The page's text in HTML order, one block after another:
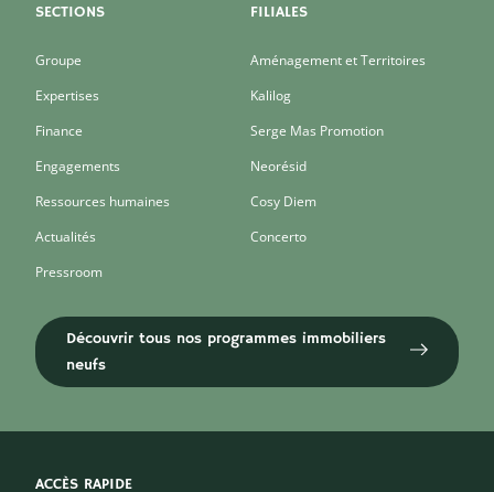
SECTIONS
Groupe
Expertises
Finance
Engagements
Ressources humaines
Actualités
Pressroom
FILIALES
Aménagement et Territoires
Kalilog
Serge Mas Promotion
Neorésid
Cosy Diem
Concerto
Découvrir tous nos programmes immobiliers
neufs
ACCÈS RAPIDE